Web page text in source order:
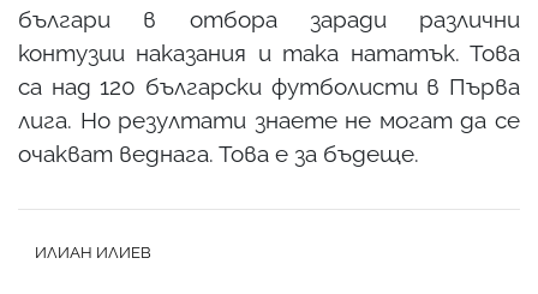
българи в отбора заради различни
контузии наказания и така нататък. Това
са над 120 български футболисти в Първа
лига. Но резултати знаете не могат да се
очакват веднага. Това е за бъдеще.
ИЛИАН ИЛИЕВ